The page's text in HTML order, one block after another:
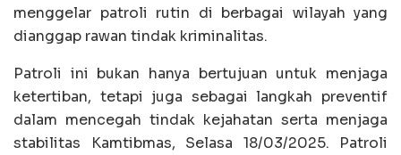
menggelar patroli rutin di berbagai wilayah yang
dianggap rawan tindak kriminalitas.
Patroli ini bukan hanya bertujuan untuk menjaga
ketertiban, tetapi juga sebagai langkah preventif
dalam mencegah tindak kejahatan serta menjaga
stabilitas Kamtibmas, Selasa 18/03/2025. Patroli